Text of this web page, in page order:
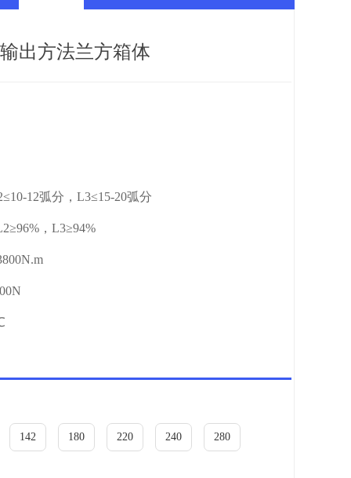
出方法兰方箱体
142 180 220 240 280
12弧分，L3≤15-20弧分
，L3≥94%